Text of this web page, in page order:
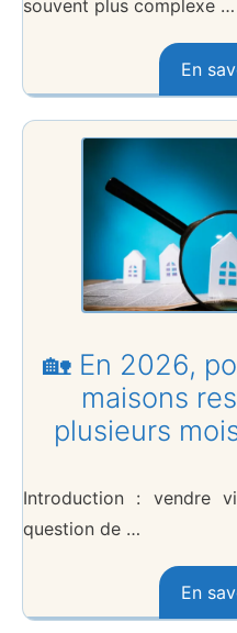
souvent plus complexe …
En
🏡 En 2026,
maisons
plusieurs
Introduction : vendre
question de …
En